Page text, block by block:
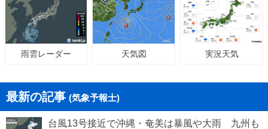
雨雲レーダー 天気図 実況天気
最新の記事 (気象予報士)
台風13号接近で沖縄・奄美は暴風や大雨 九州も